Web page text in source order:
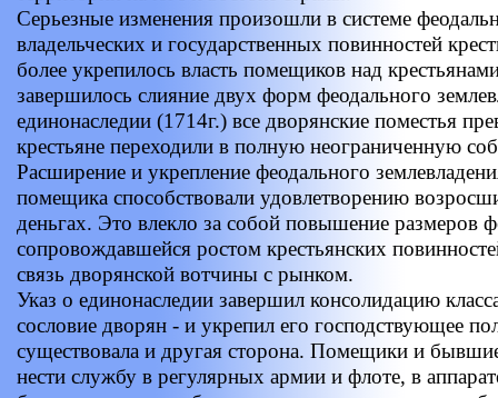
Серьезные изменения произошли в системе
владельческих и государственных повинностей
более укрепилось власть помещиков над
завершилось слияние двух форм феодального
единонаследии (1714г.) все дворянские поместья
крестьяне переходили в полную неограниченную
Расширение и укрепление феодального
помещика способствовали удовлетворению
деньгах. Это влекло за собой повышение размеров
сопровождавшейся ростом крестьянских
связь дворянской вотчины с рынком.
Указ о единонаследии завершил консолидацию
сословие дворян - и укрепил его господствующее
существовала и другая сторона. Помещики и
нести службу в регулярных армии и флоте, в